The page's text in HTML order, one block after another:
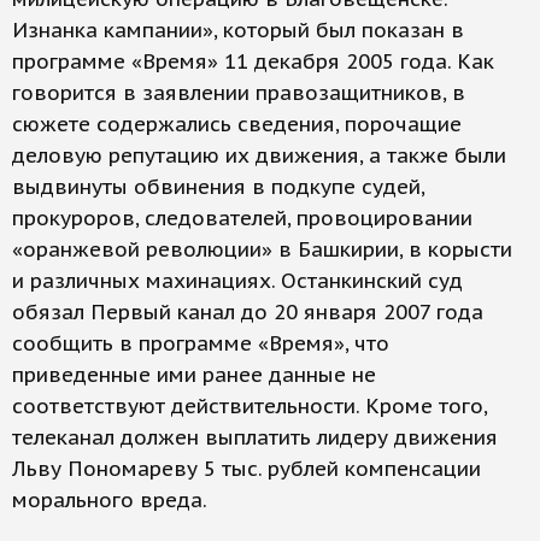
Изнанка кампании», который был показан в
программе «Время» 11 декабря 2005 года. Как
говорится в заявлении правозащитников, в
сюжете содержались сведения, порочащие
деловую репутацию их движения, а также были
выдвинуты обвинения в подкупе судей,
прокуроров, следователей, провоцировании
«оранжевой революции» в Башкирии, в корысти
и различных махинациях. Останкинский суд
обязал Первый канал до 20 января 2007 года
сообщить в программе «Время», что
приведенные ими ранее данные не
соответствуют действительности. Кроме того,
телеканал должен выплатить лидеру движения
Льву Пономареву 5 тыс. рублей компенсации
морального вреда.